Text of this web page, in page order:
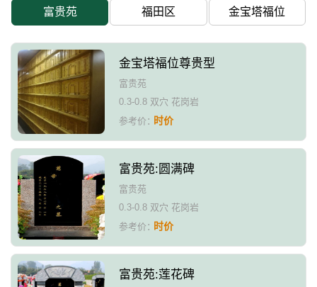
富贵苑 福田区 金宝塔福位
金宝塔福位尊贵型
富贵苑
0.3-0.8 双穴 花岗岩
参考价：时价
富贵苑:圆满碑
富贵苑
0.3-0.8 双穴 花岗岩
参考价：时价
富贵苑:莲花碑